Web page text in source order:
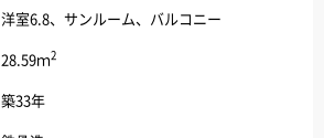
洋室6.8、サンルーム、バルコニー
28.59ｍ2
築33年